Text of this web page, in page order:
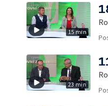
15 min
23 min